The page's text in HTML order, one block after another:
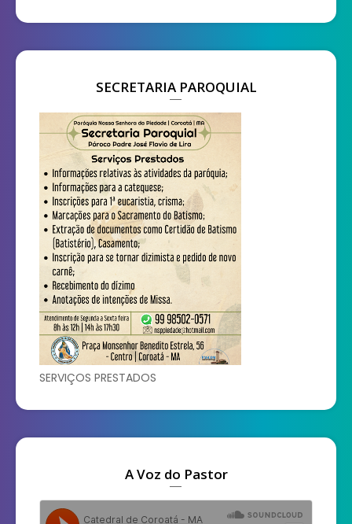
SECRETARIA PAROQUIAL
SERVIÇOS PRESTADOS
A Voz do Pastor